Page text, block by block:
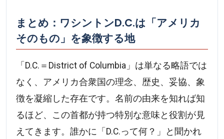
まとめ：ワシントンD.C.は「アメリカ
そのもの」を象徴する地
「D.C.＝District of Columbia」は単なる略語では
なく、アメリカ合衆国の理念、歴史、妥協、象
徴を凝縮した存在です。名前の由来を知れば知
るほど、この首都が持つ特別な意味と役割が見
えてきます。誰かに「D.C.って何？」と聞かれ